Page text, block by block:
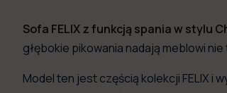
Sofa FELIX z funkcją spania w stylu
głębokie pikowania nadają meblowi
Model ten jest częścią kolekcji FELIX i